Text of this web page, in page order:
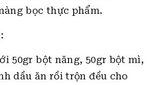
bọc thực phẩm.
50gr bột năng, 50gr bột mì,
dầu ăn rồi trộn đều cho